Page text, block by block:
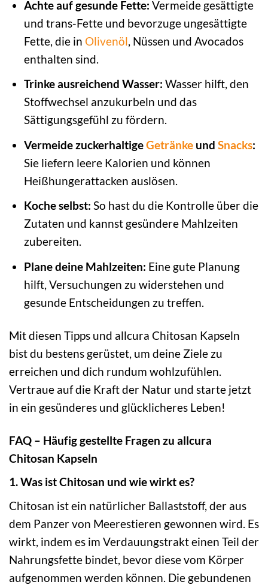
Achte auf gesunde Fette: Vermeide gesättigte
und trans-Fette und bevorzuge ungesättigte
Fette, die in Olivenöl, Nüssen und Avocados
enthalten sind.
Trinke ausreichend Wasser: Wasser hilft, den
Stoffwechsel anzukurbeln und das
Sättigungsgefühl zu fördern.
Vermeide zuckerhaltigeGetränkeund Snacks:
Sie liefern leere Kalorien und können
Heißhungerattacken auslösen.
Koche selbst: So hast du die Kontrolle über die
Zutaten und kannst gesündere Mahlzeiten
zubereiten.
Plane deine Mahlzeiten: Eine gute Planung
hilft, Versuchungen zu widerstehen und
gesunde Entscheidungen zu treffen.
Mit diesen Tipps und allcura Chitosan Kapseln
bist du bestens gerüstet, um deine Ziele zu
erreichen und dich rundum wohlzufühlen.
Vertraue auf die Kraft der Natur und starte jetzt
in ein gesünderes und glücklicheres Leben!
FAQ – Häufig gestellte Fragen zu allcura
Chitosan Kapseln
1. Was ist Chitosan und wie wirkt es?
Chitosan ist ein natürlicher Ballaststoff, der aus
dem Panzer von Meerestieren gewonnen wird. Es
wirkt, indem es im Verdauungstrakt einen Teil der
Nahrungsfette bindet, bevor diese vom Körper
aufgenommen werden können. Die gebundenen